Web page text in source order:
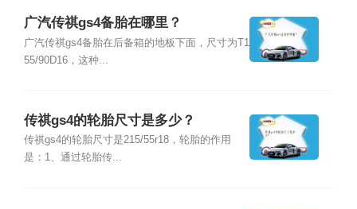
广汽传祺gs4备胎在哪里？
广汽传祺gs4备胎在后备箱的地板下面，尺寸为T1
55/90D16，这种...
传祺gs4的轮胎尺寸是多少？
传祺gs4的轮胎尺寸是215/55r18，轮胎的作用
是：1、通过轮胎传...